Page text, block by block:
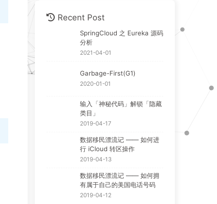
Recent Post
SpringCloud 之 Eureka 源码
分析
2021-04-01
Garbage-First(G1)
2020-01-01
输入「神秘代码」解锁「隐藏
类目」
2019-04-17
数据移民漂流记 —— 如何进
行 iCloud 转区操作
2019-04-13
数据移民漂流记 —— 如何拥
有属于自己的美国电话号码
2019-04-12